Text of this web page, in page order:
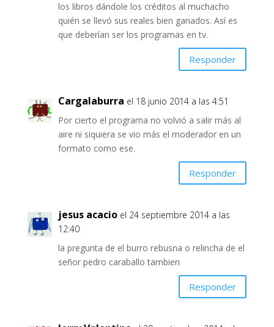
los libros dándole los créditos al muchacho
quién se llevó sus reales bien ganados. Así es
que deberían ser los programas en tv.
Responder
Cargalaburra el 18 junio 2014 a las 4:51
Por cierto el programa no volvió a salir más al
aire ni siquiera se vio más el moderador en un
formato como ese.
Responder
jesus acacio el 24 septiembre 2014 a las
12:40
la pregunta de el burro rebusna o relincha de el
señor pedro caraballo tambien
Responder